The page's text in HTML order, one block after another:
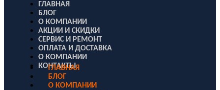
ГЛАВНАЯ
БЛОГ
О КОМПАНИИ
АКЦИИ И СКИДКИ
СЕРВИС И РЕМОНТ
ОПЛАТА И ДОСТАВКА
О КОМПАНИИ
КОНТАКТЫ
ГЛАВНАЯ
БЛОГ
О КОМПАНИИ